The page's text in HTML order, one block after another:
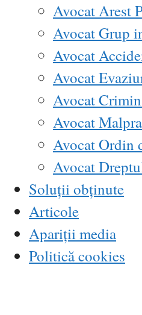
Avocat Arest
Avocat Grup
Avocat
Avocat
Avocat
Avocat
Avocat Ordin
Avocat
Soluții obținute
Articole
Apariții media
Politică cookies